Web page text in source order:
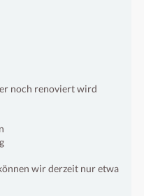
noch renoviert wird
wir derzeit nur etwa